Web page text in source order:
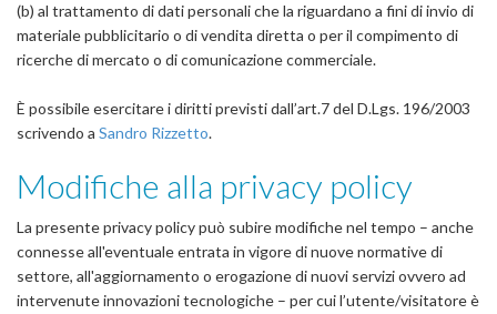
(b) al trattamento di dati personali che la riguardano a fini di invio di
materiale pubblicitario o di vendita diretta o per il compimento di
ricerche di mercato o di comunicazione commerciale.
È possibile esercitare i diritti previsti dall’art.7 del D.Lgs. 196/2003
scrivendo a Sandro Rizzetto.
Modifiche alla privacy policy
La presente privacy policy può subire modifiche nel tempo – anche
connesse all'eventuale entrata in vigore di nuove normative di
settore, all'aggiornamento o erogazione di nuovi servizi ovvero ad
intervenute innovazioni tecnologiche – per cui l’utente/visitatore è